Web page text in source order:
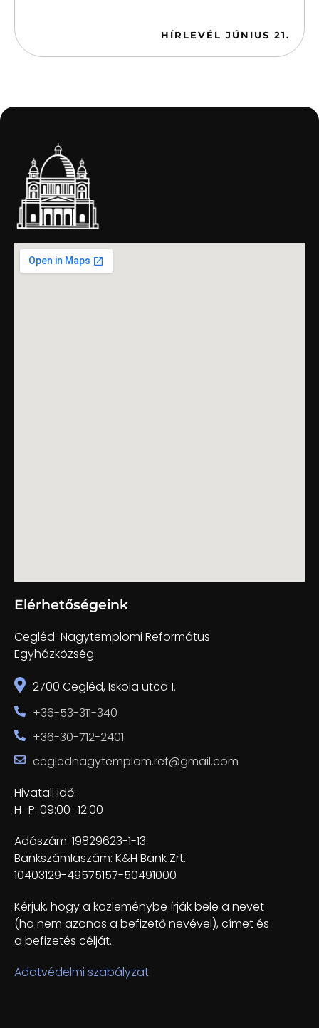
HÍRLEVÉL JÚNIUS 21.
Elérhetőségeink
Cegléd-Nagytemplomi Református
Egyházközség
2700 Cegléd, Iskola utca 1.
+36-53-311-340
+36-30-712-2401
ceglednagytemplom.ref@gmail.com
Hivatali idő:
H–P: 09:00–12:00
Adószám: 19829623-1-13
Bankszámlaszám: K&H Bank Zrt.
10403129-49575157-50491000
Kérjük, hogy a közleménybe írják bele a nevet
(ha nem azonos a befizető nevével), címet és
a befizetés célját.
Adatvédelmi szabályzat